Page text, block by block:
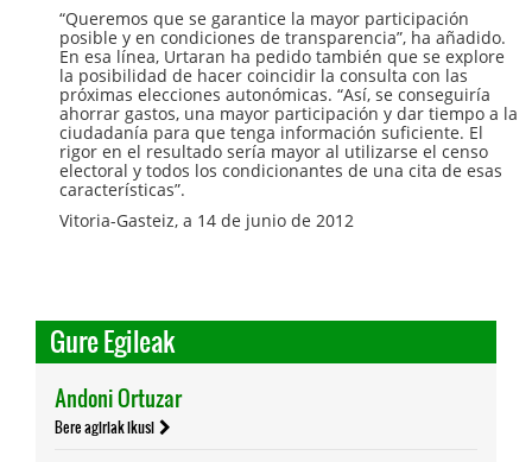
“Queremos que se garantice la mayor participación
posible y en condiciones de transparencia”, ha añadido.
En esa línea, Urtaran ha pedido también que se explore
la posibilidad de hacer coincidir la consulta con las
próximas elecciones autonómicas. “Así, se conseguiría
ahorrar gastos, una mayor participación y dar tiempo a la
ciudadanía para que tenga información suficiente. El
rigor en el resultado sería mayor al utilizarse el censo
electoral y todos los condicionantes de una cita de esas
características”.
Vitoria-Gasteiz, a 14 de junio de 2012
Gure Egileak
Andoni Ortuzar
Bere agiriak ikusi